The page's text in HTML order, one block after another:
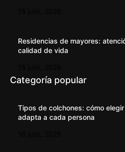
Residencias de mayores:
calidad de vida
Categoría popular
Tipos de colchones: cómo
adapta a cada persona